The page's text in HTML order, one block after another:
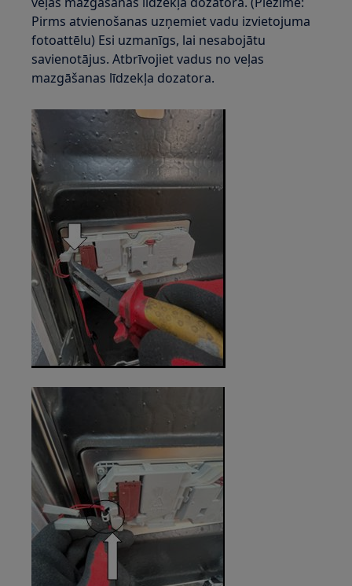
Pirms atvienošanas uzņemiet vadu izvietojuma
fotoattēlu) Esi uzmanīgs, lai nesabojātu
savienotājus. Atbrīvojiet vadus no veļas
mazgāšanas līdzekļa dozatora.